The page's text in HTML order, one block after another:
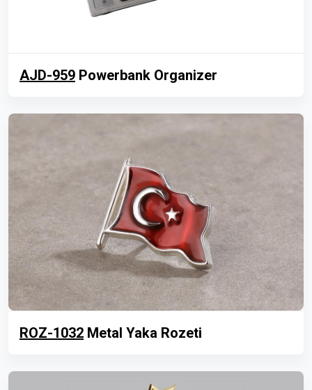
AJD-959 Powerbank Organizer
ROZ-1032 Metal Yaka Rozeti